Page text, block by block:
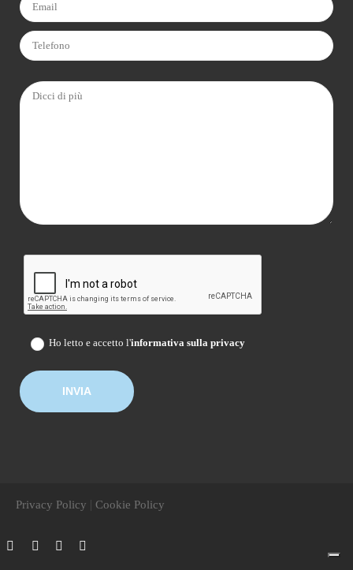
Ho letto e accetto l'informativa sulla privacy
Privacy Policy | Cookie Policy